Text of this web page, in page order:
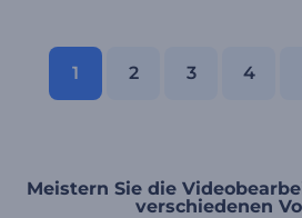
1 2 3 4
Meistern Sie die
verschiedenen